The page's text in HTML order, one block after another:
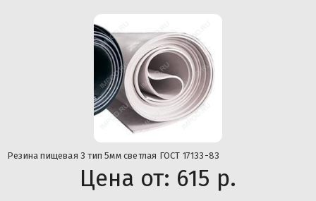
Резина пищевая 3 тип 5мм светлая ГОСТ 17133-83
Цена от: 615 р.